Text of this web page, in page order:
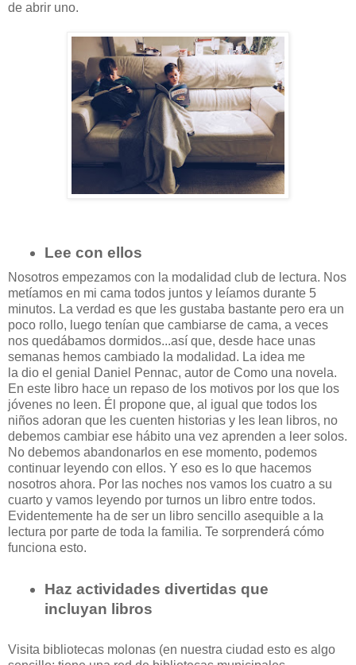
de abrir uno.
Lee con ellos
Nosotros empezamos con la modalidad club de lectura. Nos
metíamos en mi cama todos juntos y leíamos durante 5
minutos. La verdad es que les gustaba bastante pero era un
poco rollo, luego tenían que cambiarse de cama, a veces
nos quedábamos dormidos...así que, desde hace unas
semanas hemos cambiado la modalidad. La idea me
la dio el genial Daniel Pennac, autor de Como una novela.
En este libro hace un repaso de los motivos por los que los
jóvenes no leen. Él propone que, al igual que todos los
niños adoran que les cuenten historias y les lean libros, no
debemos cambiar ese hábito una vez aprenden a leer solos.
No debemos abandonarlos en ese momento, podemos
continuar leyendo con ellos. Y eso es lo que hacemos
nosotros ahora. Por las noches nos vamos los cuatro a su
cuarto y vamos leyendo por turnos un libro entre todos.
Evidentemente ha de ser un libro sencillo asequible a la
lectura por parte de toda la familia. Te sorprenderá cómo
funciona esto.
Haz actividades divertidas que
incluyan libros
Visita bibliotecas molonas (en nuestra ciudad esto es algo